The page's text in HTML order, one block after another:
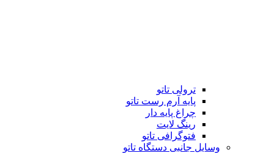
ترولی تاتو
پایه آرم رست تاتو
چراغ پایه دار
رینگ لایت
فتوگرافی تاتو
وسایل جانبی دستگاه تاتو